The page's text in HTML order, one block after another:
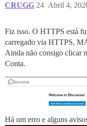
CRUGG Abril 4,
24
Fiz isso. O HTTPS está
carregado via HTTPS,
Ainda não consigo clicar
Conta.
Há um erro e alguns